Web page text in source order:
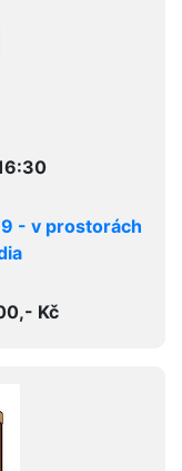
9 - v prostorách
Kč